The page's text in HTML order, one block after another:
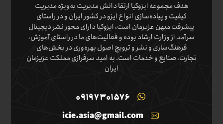
هدف مجموعه ایزوکیا ارتقا دانش مدیریت به‌ویژه مدیریت
کیفیت و پیاده‌سازی انواع ایزو در کشور ایران و در راستای
پیشرفت میهن عزیزمان است، ایزوکیا دارای مجوز نشر دیجیتال
سرآمد از وزارت ارشاد بوده و فعالیت‌های ما در راستای آموزش،
فرهنگ‌سازی و نشر و ترویج اصول بهره‌وری در بخش‌های
تجارت، صنایع و خدمات است. به امید سرفرازی مملکت عزیزمان
ایران
09197301576
icie.asia@gmail.com